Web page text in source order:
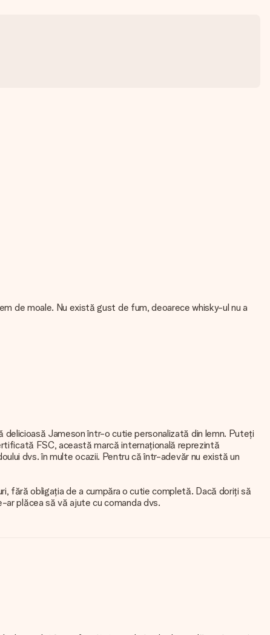
de moale. Nu există gust de fum, deoarece whisky-ul nu a
delicioasă Jameson într-o cutie personalizată din lemn. Puteți
FSC, această marcă internațională reprezintă
dvs. în multe ocazii. Pentru că într-adevăr nu există un
fără obligația de a cumpăra o cutie completă. Dacă doriți să
plăcea să vă ajute cu comanda dvs.